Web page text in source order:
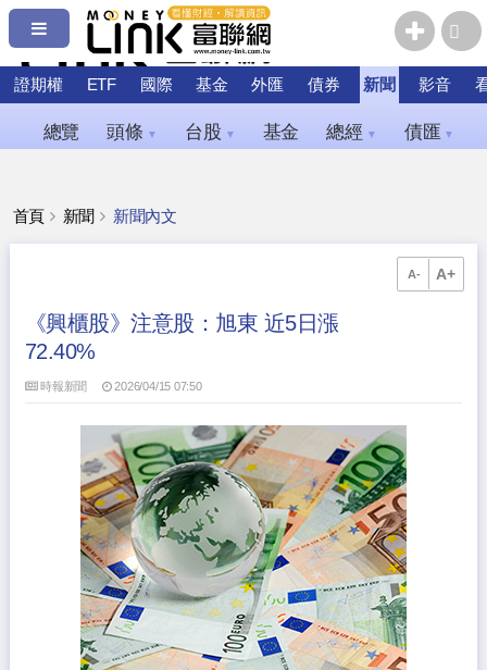
證期權 ETF 國際 基金 外匯 債券 新聞 影音
總覽 頭條 ▼ 台股 ▼ 基金 總經 ▼ 債匯 ▼
首頁 新聞 新聞內文
A- A+
《興櫃股》注意股：旭東 近5日漲
72.40%
時報新聞 2026/04/15 07:50